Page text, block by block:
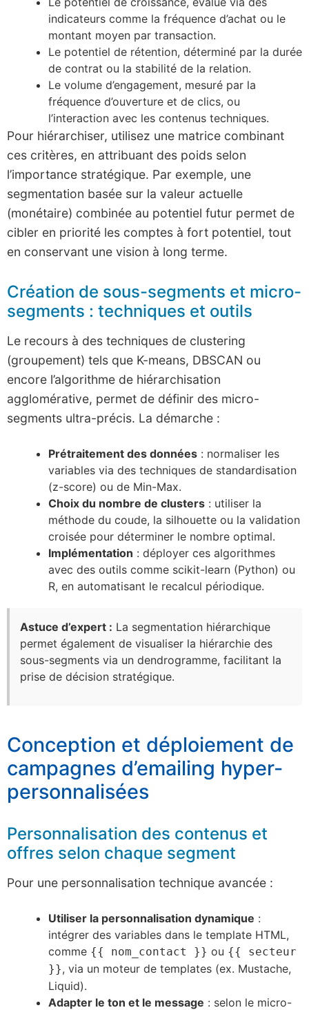
indicateurs comme la fréquence d’achat ou le
montant moyen par transaction.
Le potentiel de rétention, déterminé par la durée
de contrat ou la stabilité de la relation.
Le volume d’engagement, mesuré par la
fréquence d’ouverture et de clics, ou
l’interaction avec les contenus techniques.
Pour hiérarchiser, utilisez une matrice combinant
ces critères, en attribuant des poids selon
l’importance stratégique. Par exemple, une
segmentation basée sur la valeur actuelle
(monétaire) combinée au potentiel futur permet de
cibler en priorité les comptes à fort potentiel, tout
en conservant une vision à long terme.
Création de sous-segments et micro-
segments : techniques et outils
Le recours à des techniques de clustering
(groupement) tels que K-means, DBSCAN ou
encore l’algorithme de hiérarchisation
agglomérative, permet de définir des micro-
segments ultra-précis. La démarche :
Prétraitement des données : normaliser les
variables via des techniques de standardisation
(z-score) ou de Min-Max.
Choix du nombre de clusters : utiliser la
méthode du coude, la silhouette ou la validation
croisée pour déterminer le nombre optimal.
Implémentation : déployer ces algorithmes
avec des outils comme scikit-learn (Python) ou
R, en automatisant le recalcul périodique.
Astuce d’expert : La segmentation hiérarchique
permet également de visualiser la hiérarchie des
sous-segments via un dendrogramme, facilitant la
prise de décision stratégique.
Conception et déploiement de
campagnes d’emailing hyper-
personnalisées
Personnalisation des contenus et
offres selon chaque segment
Pour une personnalisation technique avancée :
Utiliser la personnalisation dynamique :
intégrer des variables dans le template HTML,
comme {{ nom_contact }} ou {{ secteur
}}, via un moteur de templates (ex. Mustache,
Liquid).
Adapter le ton et le message : selon le micro-